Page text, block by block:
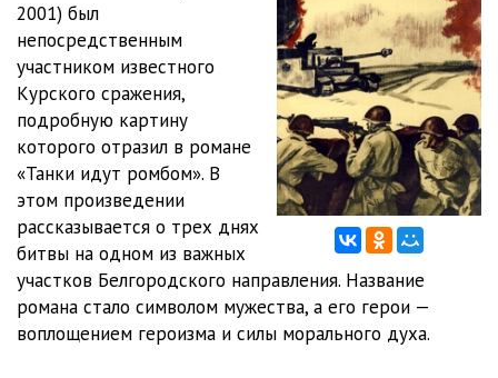
0009 38:50
0010 05:14
0011 33:52
0012 18:06
0013 20:06
0014
0015
0016
2001) был
непосредственным
участником известного
Курского сражения,
подробную картину
которого отразил в романе
«Танки идут ромбом». В
этом произведении
рассказывается о трех днях
битвы на одном из важных
участков Белгородского направления. Название
романа стало символом мужества, а его герои —
воплощением героизма и силы морального духа.